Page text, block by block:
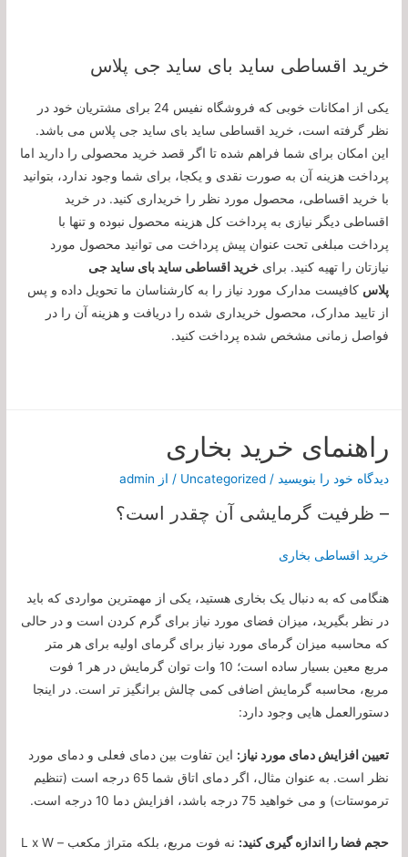
خرید اقساطی ساید بای ساید جی پلاس
یکی از امکانات خوبی که فروشگاه نفیس 24 برای مشتریان خود در
نظر گرفته است، خرید اقساطی ساید بای ساید جی پلاس می باشد.
این امکان برای شما فراهم شده تا اگر قصد خرید محصولی را دارید اما
پرداخت هزینه آن به صورت نقدی و یکجا، برای شما وجود ندارد، بتوانید
با خرید اقساطی، محصول مورد نظر را خریداری کنید. در خرید
اقساطی دیگر نیازی به پرداخت کل هزینه محصول نبوده و تنها با
پرداخت مبلغی تحت عنوان پیش پرداخت می توانید محصول مورد
نیازتان را تهیه کنید. برایخرید اقساطی ساید بای ساید جی
پلاس کافیست مدارک مورد نیاز را به کارشناسان ما تحویل داده و پس
از تایید مدارک، محصول خریداری شده را دریافت و هزینه آن را در
فواصل زمانی مشخص شده پرداخت کنید.
راهنمای خرید بخاری
دیدگاه‌ خود را بنویسید /
Uncategorized / از admin
– ظرفیت گرمایشی آن چقدر است؟
خرید اقساطی بخاری
هنگامی که به دنبال یک بخاری هستید، یکی از مهمترین مواردی که باید
در نظر بگیرید، میزان فضای مورد نیاز برای گرم کردن است و در حالی
که محاسبه میزان گرمای مورد نیاز برای گرمای اولیه برای هر متر
مربع معین بسیار ساده است؛ 10 وات توان گرمایش در هر 1 فوت
مربع، محاسبه گرمایش اضافی کمی چالش برانگیز تر است. در اینجا
دستورالعمل هایی وجود دارد:
تعیین افزایش دمای مورد نیاز: این تفاوت بین دمای فعلی و دمای مورد
نظر است. به عنوان مثال، اگر دمای اتاق شما 65 درجه است (تنظیم
ترموستات) و می خواهید 75 درجه باشد، افزایش دما 10 درجه است.
حجم فضا را اندازه گیری کنید:
نه فوت مربع، بلکه متراژ مکعب – L x W